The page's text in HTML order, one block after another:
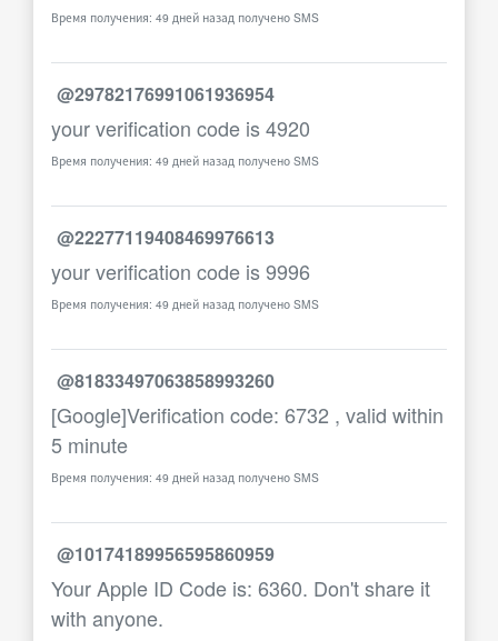
Время получения: 49 дней назад получено SMS
@29782176991061936954
your verification code is 4920
Время получения: 49 дней назад получено SMS
@22277119408469976613
your verification code is 9996
Время получения: 49 дней назад получено SMS
@81833497063858993260
[Google]Verification code: 6732 , valid within
5 minute
Время получения: 49 дней назад получено SMS
@10174189956595860959
Your Apple ID Code is: 6360. Don't share it
with anyone.